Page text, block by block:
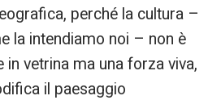
perché la cultura –
la intendiamo noi – non è
vetrina ma una forza viva,
il paesaggio